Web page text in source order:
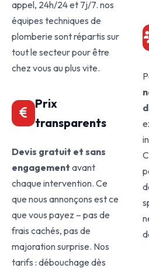
appel, 24h/24 et 7j/7. nos
équipes techniques de
plomberie sont répartis sur
tout le secteur pour être
chez vous au plus vite.
Prix
transparents
Devis gratuit et sans
engagement avant
chaque intervention. Ce
que nous annonçons est ce
que vous payez – pas de
frais cachés, pas de
majoration surprise. Nos
tarifs : débouchage dès